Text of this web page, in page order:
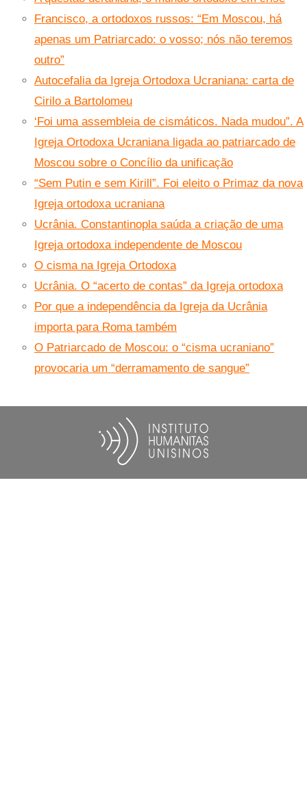
Francisco, a ortodoxos russos: “Em Moscou, há
apenas um Patriarcado: o vosso; nós não teremos
outro”
Autocefalia da Igreja Ortodoxa Ucraniana: carta de
Cirilo a Bartolomeu
‘Foi uma assembleia de cismáticos. Nada mudou”. A
Igreja Ortodoxa Ucraniana ligada ao patriarcado de
Moscou sobre o Concílio da unificação
“Sem Putin e sem Kirill”. Foi eleito o Primaz da nova
Igreja ortodoxa ucraniana
Ucrânia. Constantinopla saúda a criação de uma
Igreja ortodoxa independente de Moscou
O cisma na Igreja Ortodoxa
Ucrânia. O “acerto de contas” da Igreja ortodoxa
Por que a independência da Igreja da Ucrânia
importa para Roma também
O Patriarcado de Moscou: o “cisma ucraniano”
provocaria um “derramamento de sangue”